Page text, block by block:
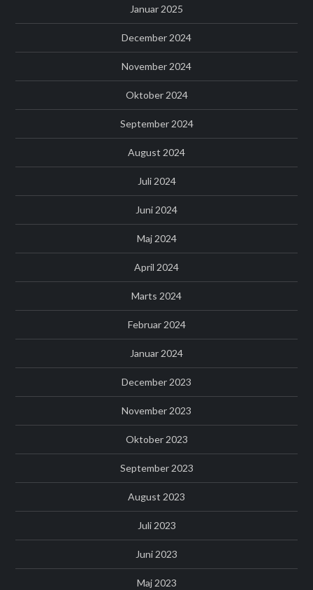
Januar 2025
December 2024
November 2024
Oktober 2024
September 2024
August 2024
Juli 2024
Juni 2024
Maj 2024
April 2024
Marts 2024
Februar 2024
Januar 2024
December 2023
November 2023
Oktober 2023
September 2023
August 2023
Juli 2023
Juni 2023
Maj 2023